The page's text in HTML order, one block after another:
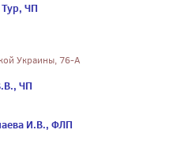
ЧП
Украины, 76-А
ЧП
И.В., ФЛП